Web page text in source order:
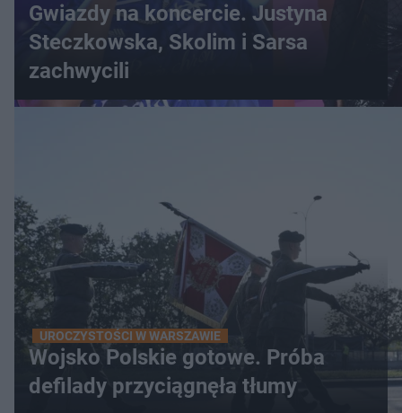
Gwiazdy na koncercie. Justyna
Steczkowska, Skolim i Sarsa
zachwycili
UROCZYSTOŚCI W WARSZAWIE
Wojsko Polskie gotowe. Próba
defilady przyciągnęła tłumy